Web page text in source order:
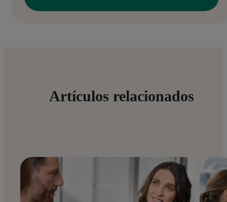
Artículos relacionados